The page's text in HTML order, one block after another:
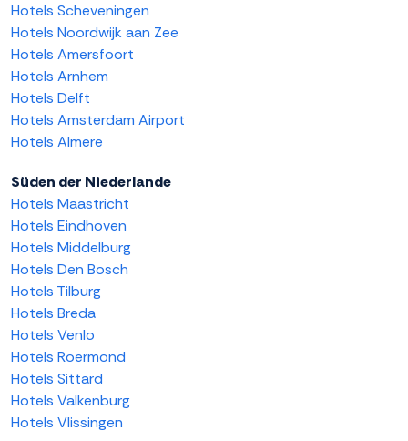
Hotels Scheveningen
Hotels Noordwijk aan Zee
Hotels Amersfoort
Hotels Arnhem
Hotels Delft
Hotels Amsterdam Airport
Hotels Almere
Süden der Niederlande
Hotels Maastricht
Hotels Eindhoven
Hotels Middelburg
Hotels Den Bosch
Hotels Tilburg
Hotels Breda
Hotels Venlo
Hotels Roermond
Hotels Sittard
Hotels Valkenburg
Hotels Vlissingen